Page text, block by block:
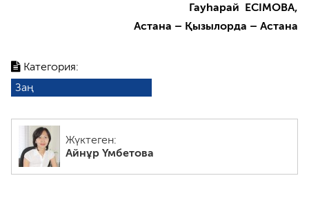
Категория:
Заң
Жүктеген:
Айнұр Үмбетова
Гауһарай ЕСІМОВА,
Астана – Қызылорда – Астана